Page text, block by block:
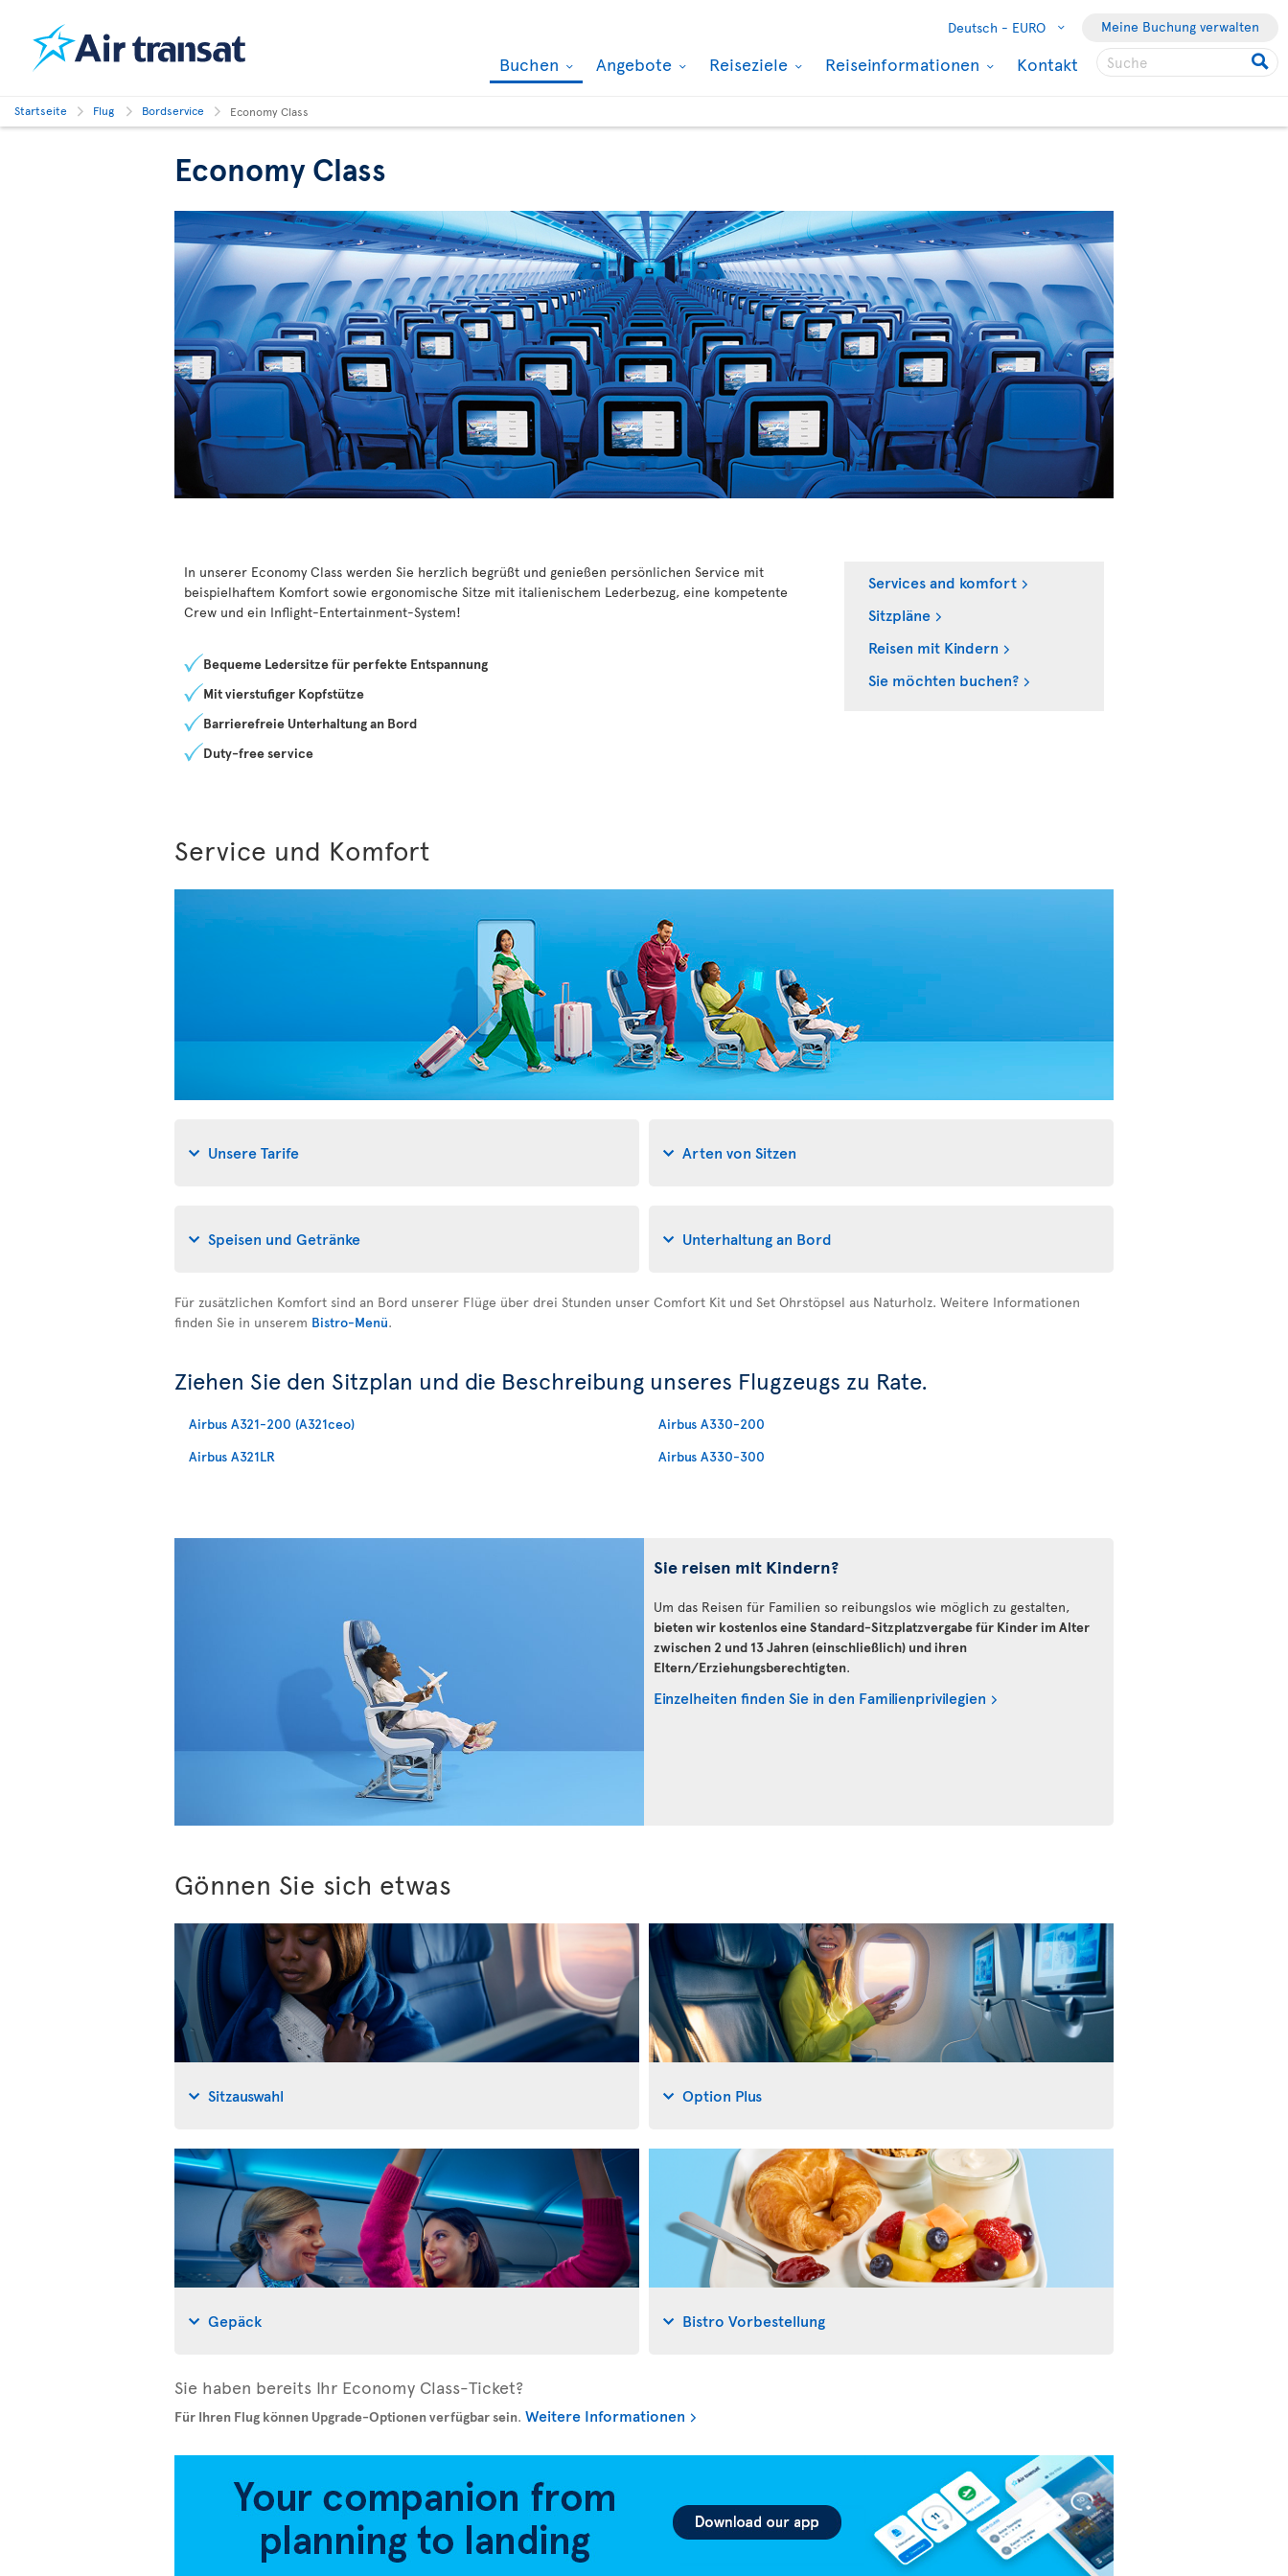
Deutsch - EURO Meine Buchung verwalten
Buchen Angebote Reiseziele Reiseinformationen Kontakt
Startseite Flug Bordservice Economy Class
Economy Class
In unserer Economy Class werden Sie herzlich begrüßt und genießen persönlichen Service mit
beispielhaftem Komfort sowie ergonomische Sitze mit italienischem Lederbezug, eine kompetente
Crew und ein Inflight-Entertainment-System!
Bequeme Ledersitze für perfekte Entspannung
Mit vierstufiger Kopfstütze
Barrierefreie Unterhaltung an Bord
Duty-free service
Services and komfort
Sitzpläne
Reisen mit Kindern
Sie möchten buchen?
Service und Komfort
Unsere Tarife Arten von Sitzen
Speisen und Getränke Unterhaltung an Bord
Für zusätzlichen Komfort sind an Bord unserer Flüge über drei Stunden unser Comfort Kit und Set Ohrstöpsel aus Naturholz. Weitere Informationen
finden Sie in unserem Bistro-Menü.
Ziehen Sie den Sitzplan und die Beschreibung unseres Flugzeugs zu Rate.
Airbus A321-200 (A321ceo)
Airbus A321LR
Airbus A330-200
Airbus A330-300
Sie reisen mit Kindern?
Um das Reisen für Familien so reibungslos wie möglich zu gestalten,
bieten wir kostenlos eine Standard-Sitzplatzvergabe für Kinder im Alter
zwischen 2 und 13 Jahren (einschließlich) und ihren
Eltern/Erziehungsberechtigten.
Einzelheiten finden Sie in den Familienprivilegien
Gönnen Sie sich etwas
Sitzauswahl Option Plus
Gepäck Bistro Vorbestellung
Sie haben bereits Ihr Economy Class-Ticket?
Für Ihren Flug können Upgrade-Optionen verfügbar sein. Weitere Informationen